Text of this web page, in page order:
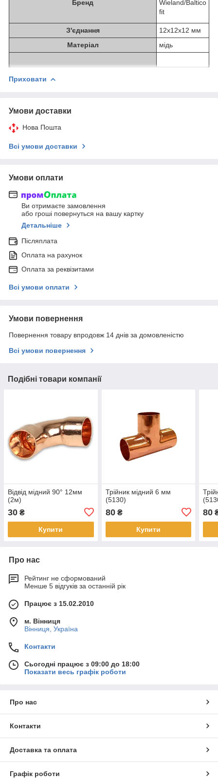
Бренд
Wieland/Baltico
fit
З'єднання
12х12х12 мм
Матеріал
мідь
Приховати
Умови доставки
Нова Пошта
Всі умови доставки
Умови оплати
Ви отримаєте замовлення
або гроші повернуться на вашу картку
Детальніше
Післяплата
Оплата на рахунок
Оплата за реквізитами
Всі умови оплати
Умови повернення
Повернення товару впродовж 14 днів за домовленістю
Всі умови повернення
Подібні товари компанії
Відвід мідний 90° 12мм
(2м)
30 ₴
Купити
Трійник мідний 6 мм
(5130)
80₴
Купити
80
Про нас
Рейтинг не сформований
Менше 5 відгуків за останній рік
Працює з 15.02.2010
м. Вінниця
Вінниця, Україна
Контакти
Сьогодні працює з 09:00 до 18:00
Показати весь графік роботи
Про нас
Контакти
Доставка та оплата
Графік роботи